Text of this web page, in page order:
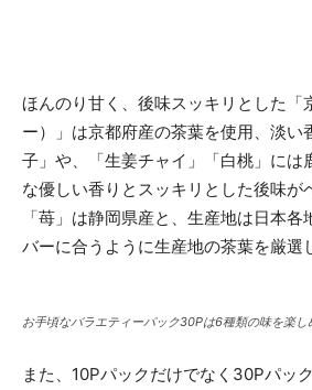
ほんのり甘く、後味スッキリとした「
ー）」は京都府産の茶葉を使用、淡い
子」や、「生姜チャイ」「白桃」には
な優しい香りとスッキリとした後味が
「苺」は静岡県産と、生産地は日本
バーに合うように生産地の茶葉を厳選
お手頃なバラエティーパック30Pは6種類の味を楽し
また、10Pパックだけでなく30Pパッ